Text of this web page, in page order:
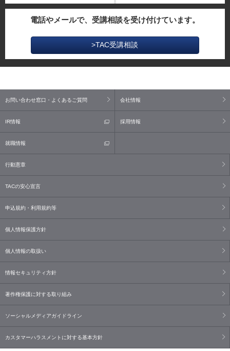
電話やメールで、受講相談を受け付けています。
>TAC受講相談
お問い合わせ窓口・よくあるご質問 会社情報
IR情報 採用情報
就職情報
行動憲章
TACの安心宣言
申込規約・利用規約等
個人情報保護方針
個人情報の取扱い
情報セキュリティ方針
著作権保護に対する取り組み
ソーシャルメディアガイドライン
カスタマーハラスメントに対する基本方針